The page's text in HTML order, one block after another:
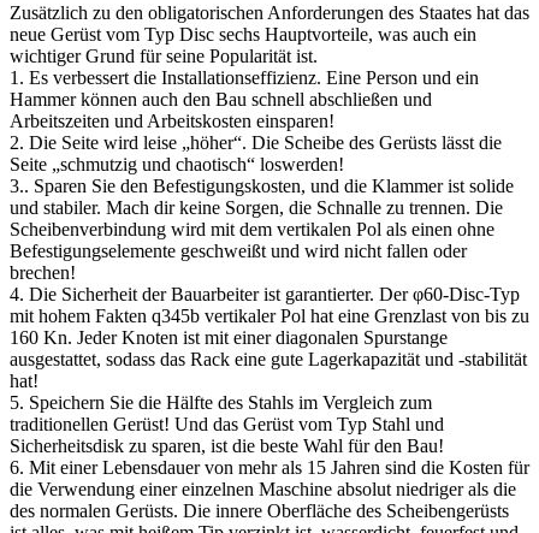
Zusätzlich zu den obligatorischen Anforderungen des Staates hat das
neue Gerüst vom Typ Disc sechs Hauptvorteile, was auch ein
wichtiger Grund für seine Popularität ist.
1. Es verbessert die Installationseffizienz. Eine Person und ein
Hammer können auch den Bau schnell abschließen und
Arbeitszeiten und Arbeitskosten einsparen!
2. Die Seite wird leise „höher“. Die Scheibe des Gerüsts lässt die
Seite „schmutzig und chaotisch“ loswerden!
3.. Sparen Sie den Befestigungskosten, und die Klammer ist solide
und stabiler. Mach dir keine Sorgen, die Schnalle zu trennen. Die
Scheibenverbindung wird mit dem vertikalen Pol als einen ohne
Befestigungselemente geschweißt und wird nicht fallen oder
brechen!
4. Die Sicherheit der Bauarbeiter ist garantierter. Der φ60-Disc-Typ
mit hohem Fakten q345b vertikaler Pol hat eine Grenzlast von bis zu
160 Kn. Jeder Knoten ist mit einer diagonalen Spurstange
ausgestattet, sodass das Rack eine gute Lagerkapazität und -stabilität
hat!
5. Speichern Sie die Hälfte des Stahls im Vergleich zum
traditionellen Gerüst! Und das Gerüst vom Typ Stahl und
Sicherheitsdisk zu sparen, ist die beste Wahl für den Bau!
6. Mit einer Lebensdauer von mehr als 15 Jahren sind die Kosten für
die Verwendung einer einzelnen Maschine absolut niedriger als die
des normalen Gerüsts. Die innere Oberfläche des Scheibengerüsts